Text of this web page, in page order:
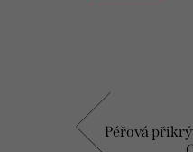
Péřová